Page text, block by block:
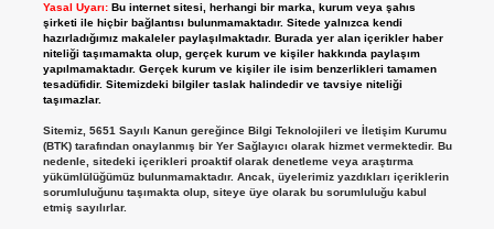
Yasal Uyarı: Bu internet sitesi, herhangi bir marka, kurum veya şahıs
şirketi ile hiçbir bağlantısı bulunmamaktadır. Sitede yalnızca kendi
hazırladığımız makaleler paylaşılmaktadır. Burada yer alan içerikler haber
niteliği taşımamakta olup, gerçek kurum ve kişiler hakkında paylaşım
yapılmamaktadır. Gerçek kurum ve kişiler ile isim benzerlikleri tamamen
tesadüfidir. Sitemizdeki bilgiler taslak halindedir ve tavsiye niteliği
taşımazlar.
Sitemiz, 5651 Sayılı Kanun gereğince Bilgi Teknolojileri ve İletişim Kurumu
(BTK) tarafından onaylanmış bir Yer Sağlayıcı olarak hizmet vermektedir. Bu
nedenle, sitedeki içerikleri proaktif olarak denetleme veya araştırma
yükümlülüğümüz bulunmamaktadır. Ancak, üyelerimiz yazdıkları içeriklerin
sorumluluğunu taşımakta olup, siteye üye olarak bu sorumluluğu kabul
etmiş sayılırlar.